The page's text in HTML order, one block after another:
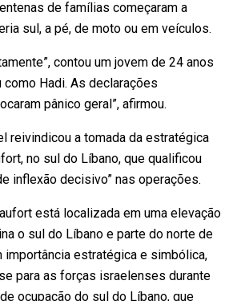
de famílias começaram a
sul, a pé, de moto ou em veículos.
contou um jovem de 24 anos
Hadi. As declarações
pânico geral”, afirmou.
reivindicou a tomada da estratégica
no sul do Líbano, que qualificou
inflexão decisivo” nas operações.
está localizada em uma elevação
o sul do Líbano e parte do norte de
importância estratégica e simbólica,
para as forças israelenses durante
ocupação do sul do Líbano, que